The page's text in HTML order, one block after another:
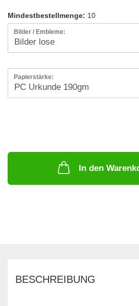
Mindestbestellmenge: 10
Bilder / Embleme:
Papierstärke:
In den
BESCHREIBUNG